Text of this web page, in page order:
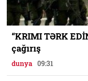
“KRIMI TƏRK
çağırış
dunya 09:31